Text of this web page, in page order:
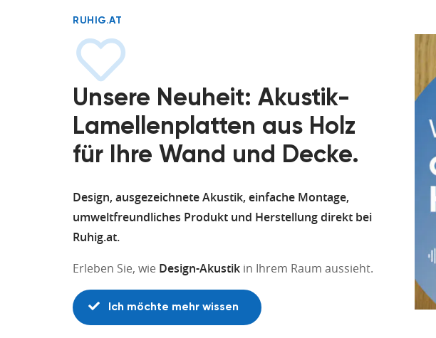
RUHIG.AT
Unsere Neuheit: Akustik-
Lamellenplatten aus Holz
für Ihre Wand und Decke.
Design, ausgezeichnete Akustik, einfache Montage,
umweltfreundliches Produkt und Herstellung direkt bei
Ruhig.at.
Erleben Sie, wie Design-Akustik in Ihrem Raum aussieht.
Ich möchte mehr wissen